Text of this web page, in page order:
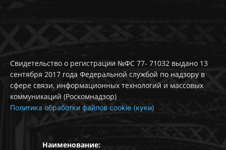
Свидетельство о регистрации №ФС 77- 71032 выдано 13
сентября 2017 года Федеральной службой по надзору в
сфере связи, информационных технологий и массовых
коммуникаций (Роскомнадзор)
Политика обработки файлов cookie (куки)
Наименование: